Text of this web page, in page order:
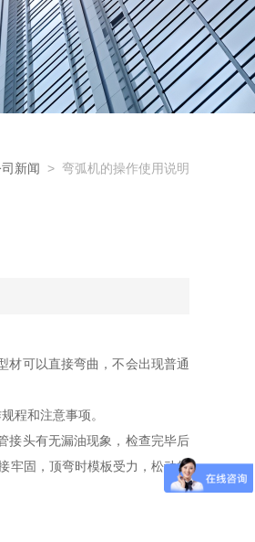
新闻 > 弯弧机的操作使用说明
材可以直接弯曲，不会出现普通
程和注意事项。
头有无漏油现象，检查完毕后
牢固，顶弯时模板受力，松动的